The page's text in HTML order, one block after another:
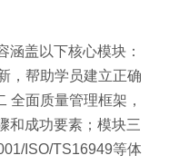
涵盖以下核心模块：
，帮助学员建立正确
全面质量管理框架，
和成功要素；模块三
ISO/TS16949等体